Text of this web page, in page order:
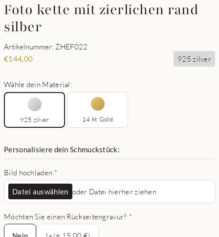
Foto kette mit zierlichen rand
silber
Artikelnummer: ZHEF022
€144,00 925 zilver
Wähle dein Material:
925 zilver 14 kt Gold
Personalisiere dein Schmuckstück:
Bild hochladen *
Datei auswählen oder Datei hierher ziehen
Möchten Sie einen Rückseitengravur? *
Nein